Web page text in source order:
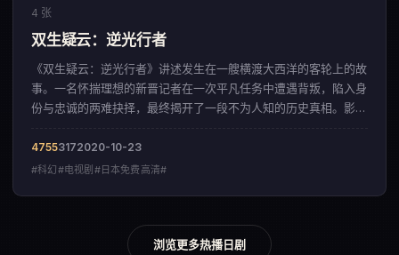
4 张
双生疑云：逆光行者
《双生疑云：逆光行者》讲述发生在一艘横渡大西洋的客轮上的故
事。一名怀揣理想的新晋记者在一次平凡任务中遭遇背叛，陷入身
份与忠诚的两难抉择，最终揭开了一段不为人知的历史真相。影片
47553172020-10-23
#科幻#电视剧#日本免费高清#
浏览更多热播日剧